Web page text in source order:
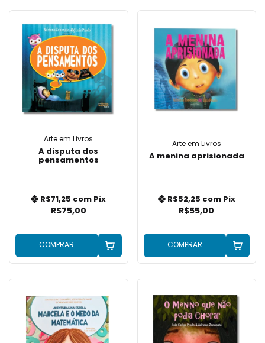
Arte em Livros
A disputa dos
pensamentos
R$75,00
R$71,25 com Pix
COMPRAR
Arte em Livros
A menina aprisionada
R$55,00
R$52,25 com Pix
COMPRAR